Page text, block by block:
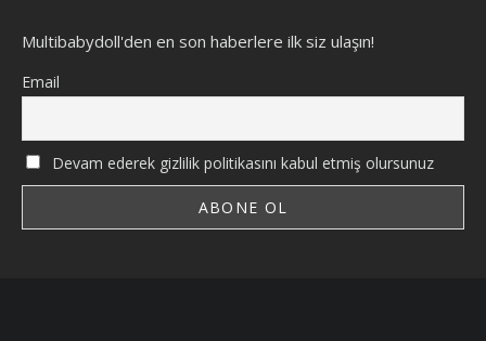
Multibabydoll'den en son haberlere ilk siz ulaşın!
Email
Devam ederek gizlilik politikasını kabul etmiş olursunuz